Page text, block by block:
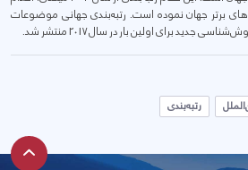
برتر جهان نموده است. رتبه‌بندی جهانی موضوعات
رتبه‌بندی